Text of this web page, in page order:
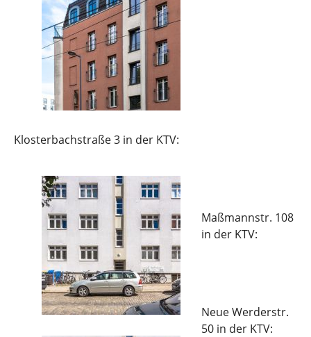
Klosterbachstraße 3 in der KTV:
Maßmannstr. 108
in der KTV:
Neue Werderstr.
50 in der KTV: